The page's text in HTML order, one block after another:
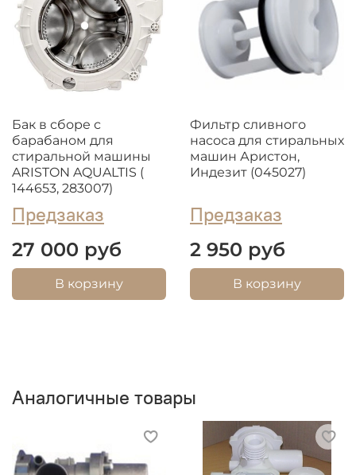
Бак в сборе с
барабаном для
стиральной машины
ARISTON AQUALTIS (
144653, 283007)
Предзаказ
27 000 руб
В корзину
Фильтр сливного
насоса для стиральных
машин Аристон,
Индезит (045027)
Предзаказ
2 950 руб
В корзину
Аналогичные товары